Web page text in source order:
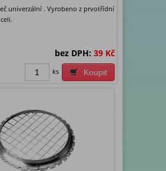
univerzální . Vyrobeno z prvotřídní
bez DPH: 39 Kč
Koupit
ks